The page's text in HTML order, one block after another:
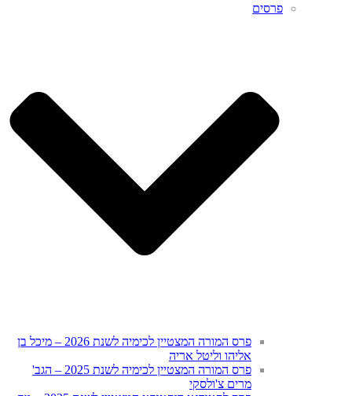
פרסים
פרס המורה המצטיין לכימיה לשנת 2026 – מיכל בן
אליהו וליטל אריה
פרס המורה המצטיין לכימיה לשנת 2025 – הגב'
מרים צ'ולסקי